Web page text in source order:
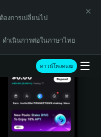
งการเปลี่ยนไป
ดำเนินการต่อในภาษาไทย
ดาวน์โหลดเลย